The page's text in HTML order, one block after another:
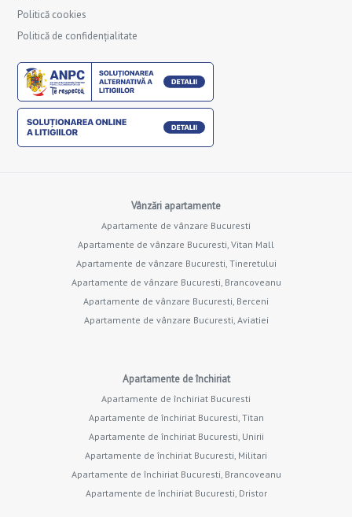
Politică cookies
Politică de confidențialitate
Vânzări apartamente
Apartamente de vânzare Bucuresti
Apartamente de vânzare Bucuresti, Vitan Mall
Apartamente de vânzare Bucuresti, Tineretului
Apartamente de vânzare Bucuresti, Brancoveanu
Apartamente de vânzare Bucuresti, Berceni
Apartamente de vânzare Bucuresti, Aviatiei
Apartamente de închiriat
Apartamente de închiriat Bucuresti
Apartamente de închiriat Bucuresti, Titan
Apartamente de închiriat Bucuresti, Unirii
Apartamente de închiriat Bucuresti, Militari
Apartamente de închiriat Bucuresti, Brancoveanu
Apartamente de închiriat Bucuresti, Dristor